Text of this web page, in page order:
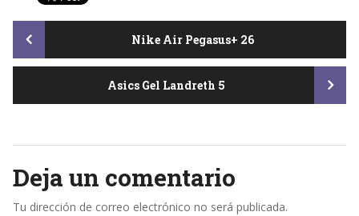
Post
navigation
Nike Air Pegasus+ 26
Asics Gel Landreth 5
Deja un comentario
Tu dirección de correo electrónico no será publicada.